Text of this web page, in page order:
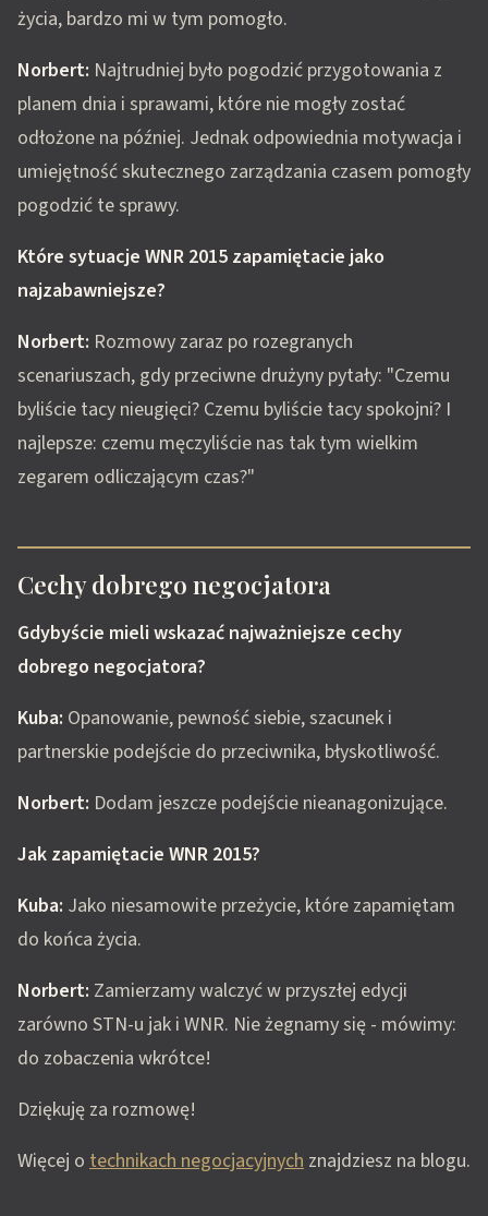
życia, bardzo mi w tym pomogło.
Norbert: Najtrudniej było pogodzić przygotowania z
planem dnia i sprawami, które nie mogły zostać
odłożone na później. Jednak odpowiednia motywacja i
umiejętność skutecznego zarządzania czasem pomogły
pogodzić te sprawy.
Które sytuacje WNR 2015 zapamiętacie jako
najzabawniejsze?
Norbert: Rozmowy zaraz po rozegranych
scenariuszach, gdy przeciwne drużyny pytały: "Czemu
byliście tacy nieugięci? Czemu byliście tacy spokojni? I
najlepsze: czemu męczyliście nas tak tym wielkim
zegarem odliczającym czas?"
Cechy dobrego negocjatora
Gdybyście mieli wskazać najważniejsze cechy
dobrego negocjatora?
Kuba: Opanowanie, pewność siebie, szacunek i
partnerskie podejście do przeciwnika, błyskotliwość.
Norbert: Dodam jeszcze podejście nieanagonizujące.
Jak zapamiętacie WNR 2015?
Kuba: Jako niesamowite przeżycie, które zapamiętam
do końca życia.
Norbert: Zamierzamy walczyć w przyszłej edycji
zarówno STN-u jak i WNR. Nie żegnamy się - mówimy:
do zobaczenia wkrótce!
Dziękuję za rozmowę!
Więcej o technikach negocjacyjnych znajdziesz na blogu.